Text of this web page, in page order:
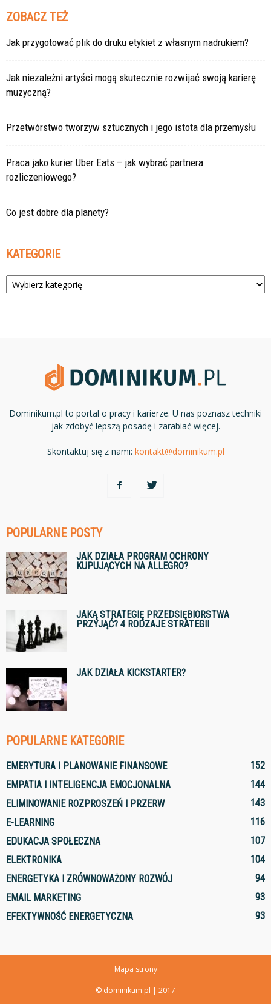
ZOBACZ TEŻ
Jak przygotować plik do druku etykiet z własnym nadrukiem?
Jak niezależni artyści mogą skutecznie rozwijać swoją karierę
muzyczną?
Przetwórstwo tworzyw sztucznych i jego istota dla przemysłu
Praca jako kurier Uber Eats – jak wybrać partnera
rozliczeniowego?
Co jest dobre dla planety?
KATEGORIE
Kategorie
Dominikum.pl to portal o pracy i karierze. U nas poznasz techniki
jak zdobyć lepszą posadę i zarabiać więcej.
Skontaktuj się z nami: kontakt@dominikum.pl
POPULARNE POSTY
JAK DZIAŁA PROGRAM OCHRONY
KUPUJĄCYCH NA ALLEGRO?
JAKĄ STRATEGIĘ PRZEDSIĘBIORSTWA
PRZYJĄĆ? 4 RODZAJE STRATEGII
JAK DZIAŁA KICKSTARTER?
POPULARNE KATEGORIE
EMERYTURA I PLANOWANIE FINANSOWE
152
EMPATIA I INTELIGENCJA EMOCJONALNA
144
ELIMINOWANIE ROZPROSZEŃ I PRZERW
143
E-LEARNING
116
EDUKACJA SPOŁECZNA
107
ELEKTRONIKA
104
ENERGETYKA I ZRÓWNOWAŻONY ROZWÓJ
94
EMAIL MARKETING
93
EFEKTYWNOŚĆ ENERGETYCZNA
93
Mapa strony
© dominikum.pl | 2017